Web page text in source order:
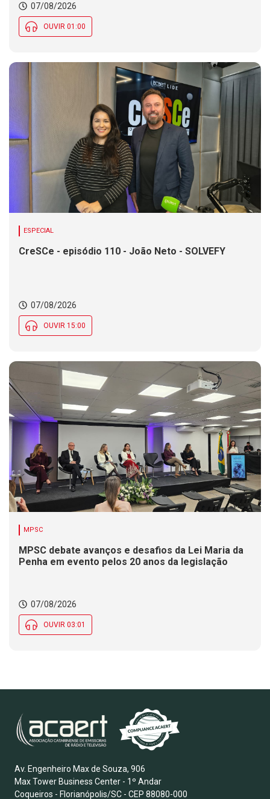
mantém em parte de SC
07/08/2026
OUVIR 01:00
ESPECIAL
CreSCe - episódio 110 - João Neto - SOLVEFY
07/08/2026
OUVIR 15:00
MPSC
MPSC debate avanços e desafios da Lei Maria da
Penha em evento pelos 20 anos da legislação
07/08/2026
OUVIR 03:01
Av. Engenheiro Max de Souza, 906
Max Tower Business Center - 1º Andar
Coqueiros - Florianópolis/SC - CEP 88080-000